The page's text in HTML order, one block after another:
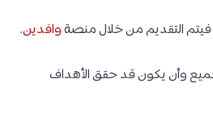
فيتم التقديم من خلال منصةوافدين.
وأن يكون قد حقق الأهداف